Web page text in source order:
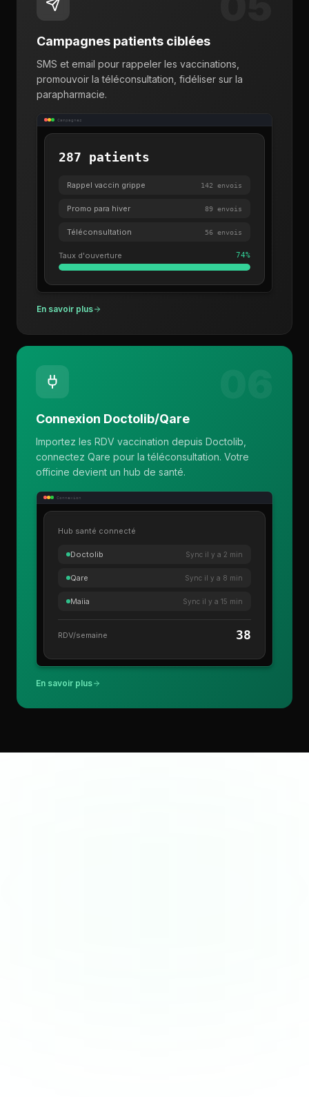
Campagnes patients ciblées
SMS et email pour rappeler les vaccinations,
promouvoir la téléconsultation, fidéliser sur la
parapharmacie.
Campagnes
287 patients
Rappel vaccin grippe 142 envois
Promo para hiver 89 envois
Téléconsultation 56 envois
Taux d'ouverture 74%
En savoir plus
Connexion Doctolib/Qare
Importez les RDV vaccination depuis Doctolib,
connectez Qare pour la téléconsultation. Votre
officine devient un hub de santé.
Connexion
Hub santé connecté
Doctolib Sync il y a 2 min
Qare Sync il y a 8 min
Maiia Sync il y a 15 min
RDV/semaine 38
En savoir plus